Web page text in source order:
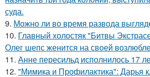
суда.
9. Можно ли во время развода
10. Главный холостяк "Битвы
Олег шепс женится на своей
11. Анне пересильд исполнилось 17
12. "Мимика и Профилактика": Дарья